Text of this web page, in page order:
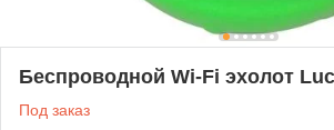
Беспроводной Wi-Fi эхолот
Под заказ